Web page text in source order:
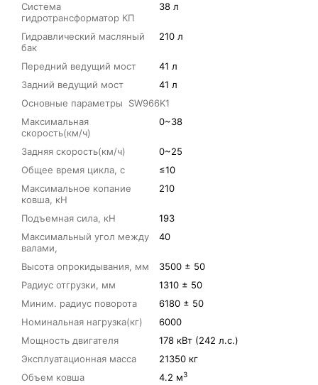
Система
гидротрансформатор КП
38 л
Гидравлический масляный
бак
210 л
Передний ведущий мост
41 л
Задний ведущий мост
41 л
Основные параметры SW966K1
Максимальная
скорость(км/ч)
0~38
Задняя скорость(км/ч)
0~25
Общее время цикла, с
≤10
Максимальное копание
ковша, кН
210
Подъемная сила, кН
193
Максимальный угол между
валами,
40
Высота опрокидывания, мм
3500 ± 50
Радиус отгрузки, мм
1310 ± 50
Миним. радиус поворота
6180 ± 50
Номинальная нагрузка(кг)
6000
Мощность двигателя
178 кВт (242 л.с.)
Эксплуатационная масса
21350 кг
Объем ковша
4.2 м3